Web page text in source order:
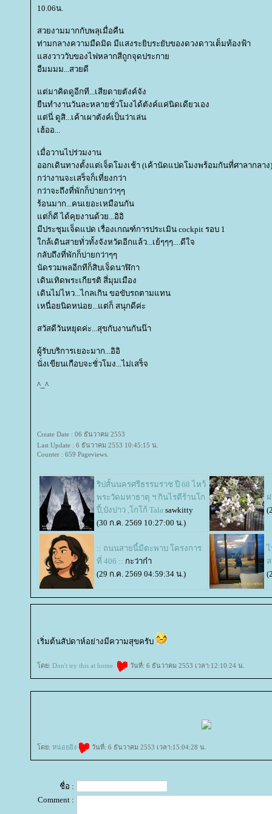
10.06น.
สวยงามมากกับพลุเมื่อคืน
ท่ามกลางความมืดมิด มีแสงระยิบระยับของดวงดาวเต็มท้องฟ้า
สงวาววับของไฟหลากสีถูกจุดประกา
อืมมมม...สวยดี
ต่มาคิดดูอีกที...เสียดายตังค์จัง
ืนทำงานวันละหลายชั่วโมงได้ตังค์แค่นิดเดียวเอง
ต่นี่ ดูสิ...เค้าเผาตังค์เป็นว่าเล่น
เฮ้ออ...
เมื่อวานไปร่วมงาน
ออกเดินทางตั้งแต่เจ็ดโมงเช้า (เค้านัดแปดโมงพร้อมกันที่ศาลากลาง)
กว่างานจะเสร็จก็เที่ยงกว่า
กว่าจะถึงที่พักก็บ่ายกว่าๆๆ
ร้อนมาก...คนเยอะเหมือนกัน
ต่ก็ดี ได้คุยงานด้วย...อิอิ
มีประชุมเจ็ดแปด เรื่องเกณฑ์การประเมิน cockpit รอบ 1
กล้เดินสายทั่วทั้งจังหวัดอีกแล้ว...เย้ๆๆๆ....ดีใจ
กลับถึงที่พักก็บ่ายกว่าๆๆ
นัดรวมพลอีกทีก็สิบเจ็ดนาฬิกา
เดินเทิดพระเกียรติ สี่มุมเมือง
เดินไม่ไหว...ไกลเกิน ขอขับรถตามแทน
เหนื่อยนิดหน่อย...แต่ก็ สนุกดีค่ะ
สวัสดีวันหยุดค่ะ...สุขกับงานกันน๊า
ผู้รับบริการเยอะมาก...อิอิ
นั่งเขียนเกือบจะชั่วโมง...ไม่เสร็จ
^_^
Create Date : 06 ธันวาคม 2553
Last Update : 6 ธันวาคม 2553 10:45:15 น.
Counter : 659 Pageviews.
ริปสั้นนครศรีธรรมราช ปี 68 ไหว้
พระวัดมหาธาตุ ฯ กินไรตีร้านโก
ปี้,บังบ่าว ,โกโก้ Tala sawkitty
(30 ก.ค. 2569 10:27:00 น.)
:: ถนนสายนี้มีตะพาบ โครงการ
ที่ 406 :: กะว่าก๋า
(29 ก.ค. 2569 04:59:34 น.)
เริ่มต้นสัปดาห์อย่างมีความสุขครับ
ดย: Don't try this at home. วันที่: 6 ธันวาคม 2553 เวลา:12:10:24 น.
ดย: หน่อยอิง วันที่: 6 ธันวาคม 2553 เวลา:15:04:28 น.
ชื่อ :
Comment :